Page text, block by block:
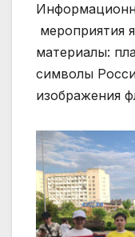
мероприятия
материалы:
символы
изображения